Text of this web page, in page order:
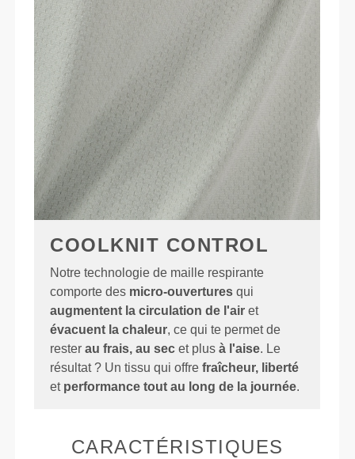
COOLKNIT CONTROL
Notre technologie de maille respirante
comporte des micro-ouvertures qui
augmentent la circulation de l'air et
évacuent la chaleur, ce qui te permet de
resterau frais, au sec et plusà l'aise. Le
résultat ? Un tissu qui offrefraîcheur, liberté
et performance tout au long de la journée.
CARACTÉRISTIQUES